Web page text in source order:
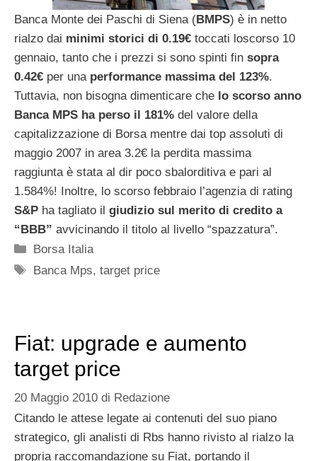
Banca Monte dei Paschi di Siena (BMPS) è in netto
rialzo dai minimi storici di 0.19€ toccati loscorso 10
gennaio, tanto che i prezzi si sono spinti fin sopra
0.42€ per una performance massima del 123%.
Tuttavia, non bisogna dimenticare che lo scorso anno
Banca MPS ha perso il 181% del valore della
capitalizzazione di Borsa mentre dai top assoluti di
maggio 2007 in area 3.2€ la perdita massima
raggiunta è stata al dir poco sbalorditiva e pari al
1.584%! Inoltre, lo scorso febbraio l’agenzia di rating
S&P ha tagliato il giudizio sul merito di credito a
“BBB” avvicinando il titolo al livello “spazzatura”.
Categorie
Borsa Italia
Tag
Banca Mps,target price
Fiat: upgrade e aumento
target price
20 Maggio 2010 di Redazione
Citando le attese legate ai contenuti del suo piano
strategico, gli analisti di Rbs hanno rivisto al rialzo la
propria raccomandazione su Fiat, portando il